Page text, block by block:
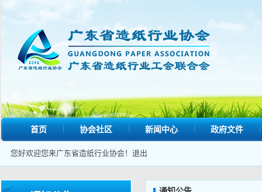
首页 协会社区 新闻中心 政府文件
您好欢迎您来广东省造纸行业协会！ 退出